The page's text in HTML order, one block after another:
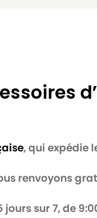
, qui expédie
renvoyons
sur 7, de